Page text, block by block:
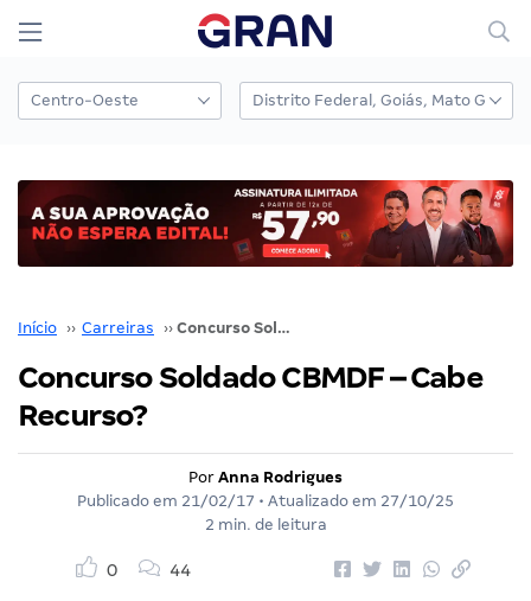
Início ›› Carreiras ›› Concurso Soldado CBMDF – Cabe Recurso?
Concurso Soldado CBMDF – Cabe
Recurso?
Por Anna Rodrigues
Publicado em 21/02/17 • Atualizado em 27/10/25
2 min. de leitura
0 44